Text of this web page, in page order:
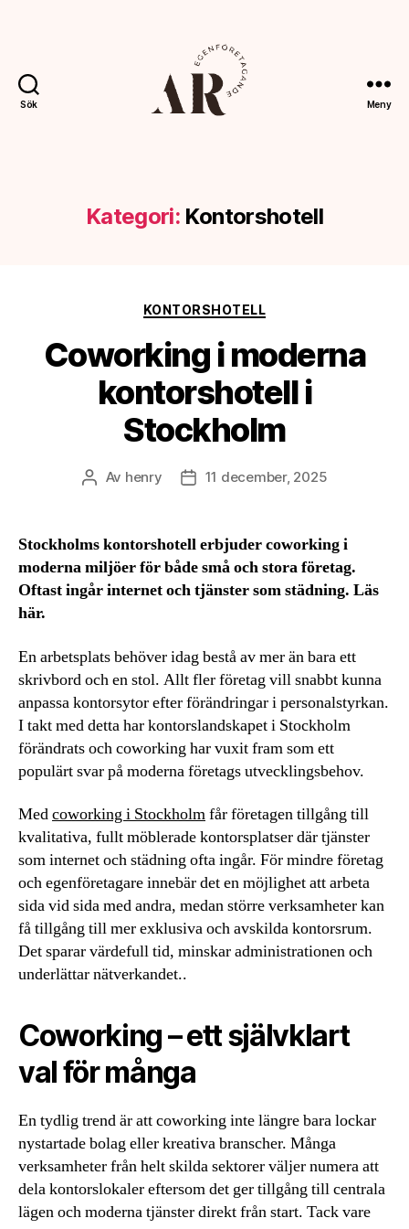
Sök Meny
Kategori: Kontorshotell
Kategorier
KONTORSHOTELL
Coworking i moderna
kontorshotell i
Stockholm
Inläggsförfattare
Av henry Inläggsdatum
11 december, 2025
Stockholms kontorshotell erbjuder coworking i
moderna miljöer för både små och stora företag.
Oftast ingår internet och tjänster som städning. Läs
här.
En arbetsplats behöver idag bestå av mer än bara ett
skrivbord och en stol. Allt fler företag vill snabbt kunna
anpassa kontorsytor efter förändringar i personalstyrkan.
I takt med detta har kontorslandskapet i Stockholm
förändrats och coworking har vuxit fram som ett
populärt svar på moderna företags utvecklingsbehov.
Medcoworking i Stockholmfår företagen tillgång till
kvalitativa, fullt möblerade kontorsplatser där tjänster
som internet och städning ofta ingår. För mindre företag
och egenföretagare innebär det en möjlighet att arbeta
sida vid sida med andra, medan större verksamheter kan
få tillgång till mer exklusiva och avskilda kontorsrum.
Det sparar värdefull tid, minskar administrationen och
underlättar nätverkandet..
Coworking – ett självklart
val för många
En tydlig trend är att coworking inte längre bara lockar
nystartade bolag eller kreativa branscher. Många
verksamheter från helt skilda sektorer väljer numera att
dela kontorslokaler eftersom det ger tillgång till centrala
lägen och moderna tjänster direkt från start. Tack vare